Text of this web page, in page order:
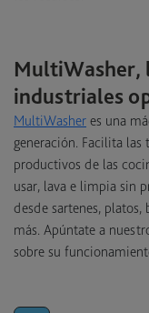
MultiWasher,
industriales
MultiWasher es una
generación. Facilita
productivos de las
usar, lava e limpia sin
desde sartenes,
más. Apúntate a
sobre su